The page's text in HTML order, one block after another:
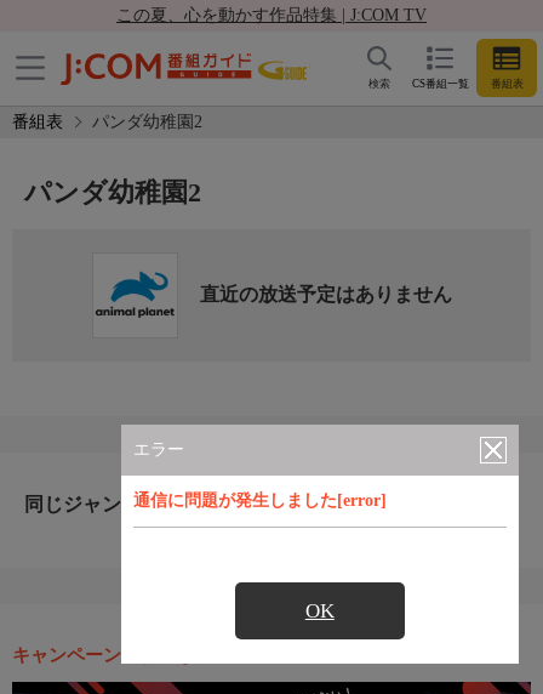
この夏、心を動かす作品特集 | J:COM TV
CS番組一覧 番組表
検索
番組表 パンダ幼稚園2
エラー
通信に問題が発生しました[error]
OK
パンダ幼稚園2
直近の放送予定はありません
同じジャンルのおすすめ番組
キャンペーン・お得な情報